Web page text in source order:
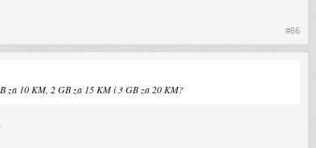
#66
za 10 KM, 2 GB za 15 KM i 3 GB za 20 KM?